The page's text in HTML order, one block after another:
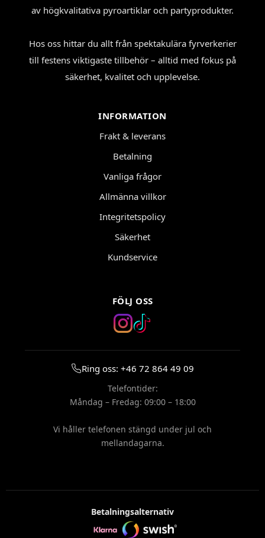
av högkvalitativa pyroartiklar och partyprodukter.
Hos oss hittar du allt från spektakulära fyrverkerier
till festens viktigaste tillbehör – alltid med fokus på
säkerhet, kvalitet och upplevelse.
INFORMATION
Frakt & leverans
Betalning
Vanliga frågor
Allmänna villkor
Integritetspolicy
Säkerhet
Kundservice
FÖLJ OSS
Ring oss: +46 72 864 49 09
Telefontider:
Måndag – Fredag: 09:00 – 18:00
Vi håller telefonen stängd under jul och
mellandagarna.
Betalningsalternativ